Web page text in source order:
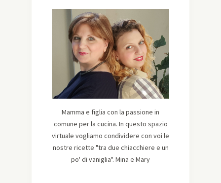
Mamma e figlia con la passione in
comune per la cucina. In questo spazio
virtuale vogliamo condividere con voi le
nostre ricette "tra due chiacchiere e un
po' di vaniglia". Mina e Mary